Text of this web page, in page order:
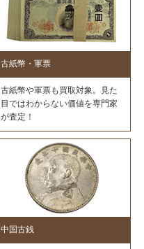
古紙幣・軍票
古紙幣や軍票も買取対象。見た
目ではわからない価値を専門家
が査定！
中国古銭